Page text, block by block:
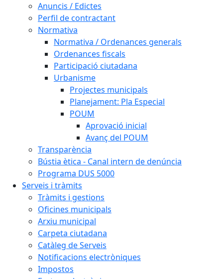
Anuncis / Edictes
Perfil de contractant
Normativa
Normativa / Ordenances generals
Ordenances fiscals
Participació ciutadana
Urbanisme
Projectes municipals
Planejament: Pla Especial
POUM
Aprovació inicial
Avanç del POUM
Transparència
Bústia ètica - Canal intern de denúncia
Programa DUS 5000
Serveis i tràmits
Tràmits i gestions
Oficines municipals
Arxiu municipal
Carpeta ciutadana
Catàleg de Serveis
Notificacions electròniques
Impostos